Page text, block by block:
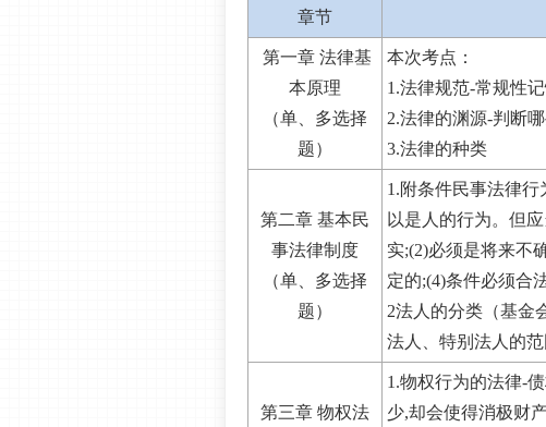
章节
第一章 法律基
本原理
（单、多选择
题）
本次考点：
1.法律规范-常规性
2.法律的渊源-判断
3.法律的种类
第二章 基本民
事法律制度
（单、多选择
题）
1.附条件民事法律
以是人的行为。但
实;(2)必须是将来不
定的;(4)条件必须合
2法人的分类（基金
法人、特别法人的
第三章 物权法
1.物权行为的法律-
少,却会使得消极财